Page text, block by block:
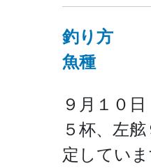
釣り方
魚種
９月１０
５杯、左
定してい